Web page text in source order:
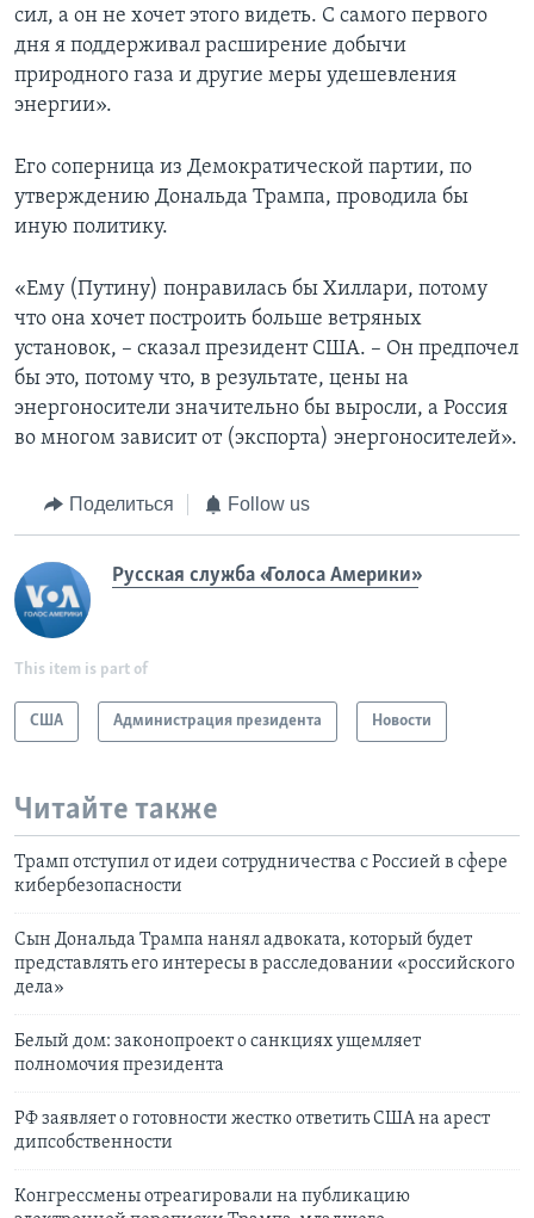
сил, а он не хочет этого видеть. С самого первого
дня я поддерживал расширение добычи
природного газа и другие меры удешевления
энергии».
Его соперница из Демократической партии, по
утверждению Дональда Трампа, проводила бы
иную политику.
«Ему (Путину) понравилась бы Хиллари, потому
что она хочет построить больше ветряных
установок, – сказал президент США. – Он предпочел
бы это, потому что, в результате, цены на
энергоносители значительно бы выросли, а Россия
во многом зависит от (экспорта) энергоносителей».
Поделиться Follow us
Русская служба «Голоса Америки»
This item is part of
США Администрация президента Новости
Читайте также
Трамп отступил от идеи сотрудничества с Россией в сфере
кибербезопасности
Сын Дональда Трампа нанял адвоката, который будет
представлять его интересы в расследовании «российского
дела»
Белый дом: законопроект о санкциях ущемляет
полномочия президента
РФ заявляет о готовности жестко ответить США на арест
дипсобственности
Конгрессмены отреагировали на публикацию